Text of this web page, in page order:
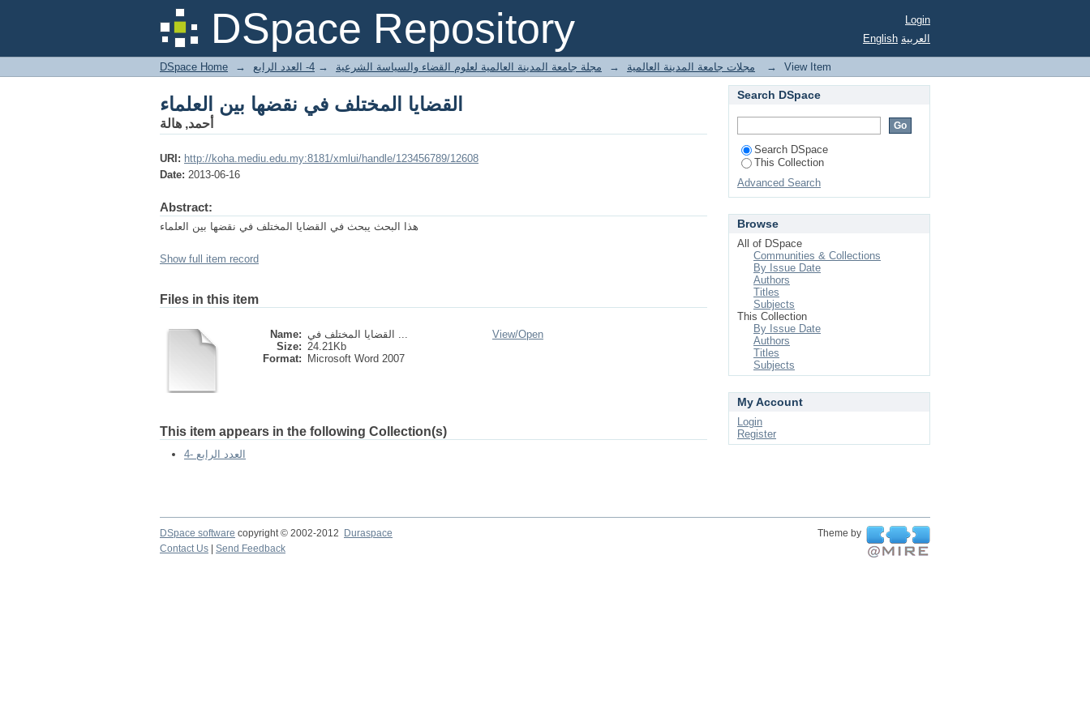
DSpace Repository
القضايا المختلف في نقضها بين العلماء
Login
English العربية
DSpace Home → مجلات جامعة المدينة العالمية → مجلة جامعة المدينة العالمية لعلوم القضاء والسياسة الشرعية → 4- العدد الرابع → View Item
القضايا المختلف في نقضها بين العلماء
أحمد, هالة
URI: http://koha.mediu.edu.my:8181/xmlui/handle/123456789/12608
Date: 2013-06-16
Abstract:
هذا البحث يبحث في القضايا المختلف في نقضها بين العلماء
Show full item record
Files in this item
Name:
القضايا المختلف في ...
Size: 24.21Kb
Format:
Microsoft Word 2007
View/Open
This item appears in the following Collection(s)
4- العدد الرابع
Search DSpace
Search DSpace
This Collection
Advanced Search
Browse
All of DSpace
Communities & Collections
By Issue Date
Authors
Titles
Subjects
This Collection
By Issue Date
Authors
Titles
Subjects
My Account
Login
Register
DSpace software copyright © 2002-2012 Duraspace
Theme by
Contact Us
Send Feedback